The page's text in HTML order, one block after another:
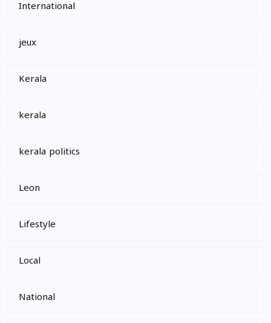
International
jeux
Kerala
kerala
kerala politics
Leon
Lifestyle
Local
National